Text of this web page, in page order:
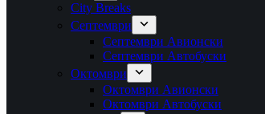
City Breaks
Септември
Септември Авионски
Септември Автобуски
Октомври
Октомври Авионски
Октомври Автобуски